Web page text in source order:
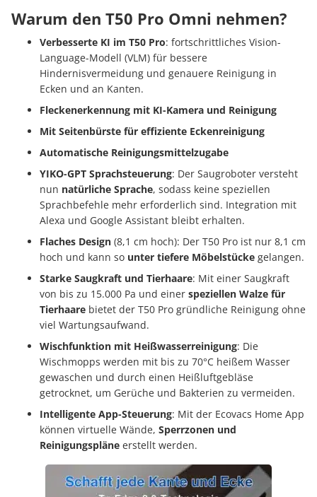
Warum den T50 Pro Omni nehmen?
Verbesserte KI im T50 Pro: fortschrittliches Vision-
Language-Modell (VLM) für bessere
Hindernisvermeidung und genauere Reinigung in
Ecken und an Kanten.
Fleckenerkennung mit KI-Kamera und Reinigung
Mit Seitenbürste für effiziente Eckenreinigung
Automatische Reinigungsmittelzugabe
YIKO-GPT Sprachsteuerung: Der Saugroboter versteht
nun natürliche Sprache, sodass keine speziellen
Sprachbefehle mehr erforderlich sind. Integration mit
Alexa und Google Assistant bleibt erhalten.
Flaches Design (8,1 cm hoch): Der T50 Pro ist nur 8,1 cm
hoch und kann so unter tiefere Möbelstücke gelangen.
Starke Saugkraft und Tierhaare: Mit einer Saugkraft
von bis zu 15.000 Pa und einer speziellen Walze für
Tierhaare bietet der T50 Pro gründliche Reinigung ohne
viel Wartungsaufwand.
Wischfunktion mit Heißwasserreinigung: Die
Wischmopps werden mit bis zu 70°C heißem Wasser
gewaschen und durch einen Heißluftgebläse
getrocknet, um Gerüche und Bakterien zu vermeiden.
Intelligente App-Steuerung: Mit der Ecovacs Home App
können virtuelle Wände, Sperrzonen und
Reinigungspläne erstellt werden.